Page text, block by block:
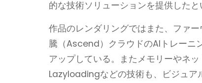
的な技術ソリューションを提供したと
作品のレンダリングではまた、ファ
騰（Ascend）クラウドのAIトレーニ
アップしている。またメモリーやネ
Lazyloadingなどの技術も、ビジュア